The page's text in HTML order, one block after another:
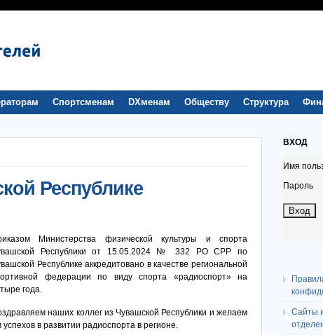
Спортсменам DXменам Обществу Структура
Республике
Министерства физической культуры и спорта
Республики от 15.05.2024 № 332 РО СРР по
Республике аккредитовано в качестве региональной
федерации по виду спорта «радиоспорт» на
года.
наших коллег из Чувашской Республики и желаем
успехов в развитии радиоспорта в регионе.
ВХОД
Имя
Пароль
Сайты